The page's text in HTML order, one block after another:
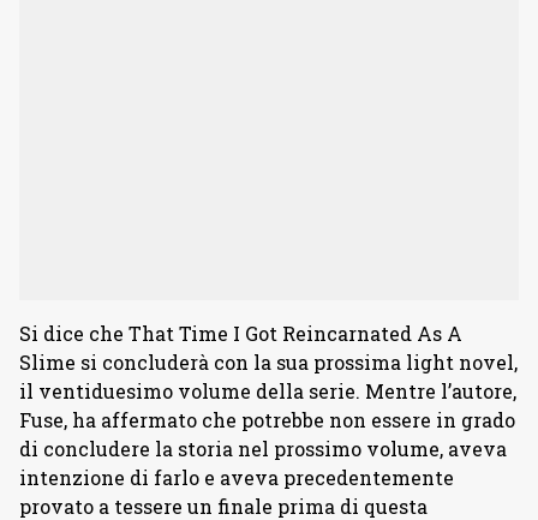
Si dice che That Time I Got Reincarnated As A
Slime si concluderà con la sua prossima light novel,
il ventiduesimo volume della serie. Mentre l’autore,
Fuse, ha affermato che potrebbe non essere in grado
di concludere la storia nel prossimo volume, aveva
intenzione di farlo e aveva precedentemente
provato a tessere un finale prima di questa